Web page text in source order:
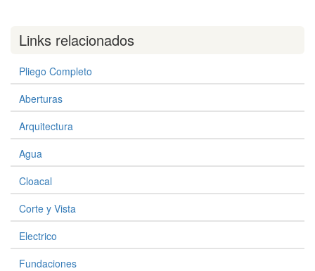
Links relacionados
Pliego Completo
Aberturas
Arquitectura
Agua
Cloacal
Corte y Vista
Electrico
Fundaciones